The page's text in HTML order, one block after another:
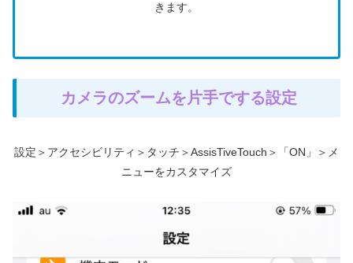
きます。
カメラのズームを片手でする設定
設定＞アクセシビリティ＞タッチ＞AssisTiveTouch＞「ON」＞メ
ニューをカスタマイズ